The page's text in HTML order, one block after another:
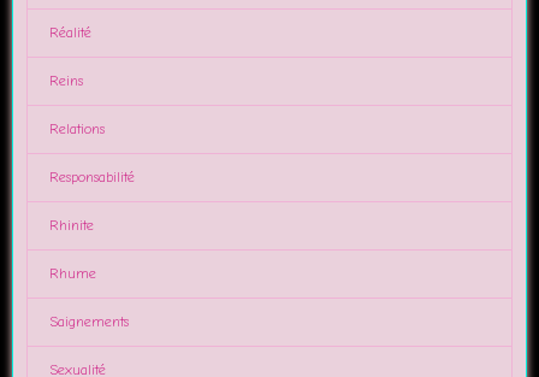
Réalité
Reins
Relations
Responsabilité
Rhinite
Rhume
Saignements
Sexualité